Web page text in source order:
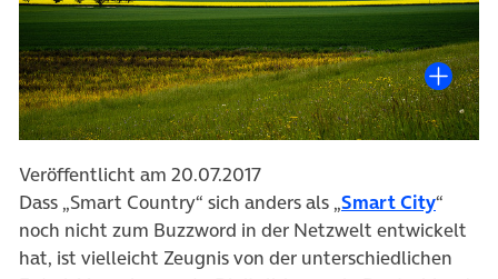
Veröffentlicht am 20.07.2017
Dass „Smart Country“ sich anders als „Smart City(öffnet
“
noch nicht zum Buzzword in der Netzwelt entwickelt
hat, ist vielleicht Zeugnis von der unterschiedlichen